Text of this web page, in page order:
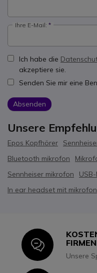
Ihre E-Mail:
Ich habe die
akzeptiere sie.
Senden Sie mir eine
Absenden
Unsere
Epos Kopfhörer
Bluetooth mikrofon
Sennheiser mikrofon
In ear headset mit mikrofon
Icon
Unsere